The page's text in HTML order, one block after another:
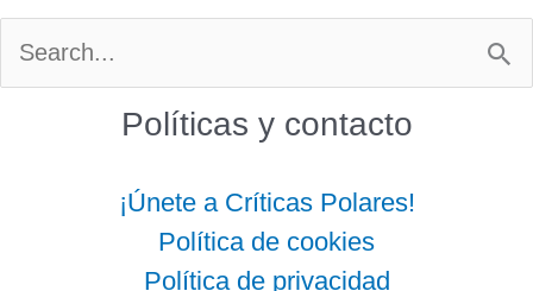
Buscar
Políticas y contacto
¡Únete a Críticas Polares!
Política de cookies
Política de privacidad